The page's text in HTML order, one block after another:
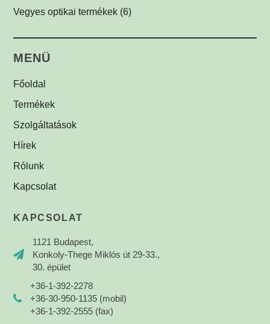
Egyéb menetes adapterek (1)
Vegyes optikai termékek (6)
MENÜ
Főoldal
Termékek
Szolgáltatások
Hírek
Rólunk
Kapcsolat
KAPCSOLAT
1121 Budapest,
Konkoly-Thege Miklós út 29-33.,
30. épület
+36-1-392-2278
+36-30-950-1135 (mobil)
+36-1-392-2555 (fax)